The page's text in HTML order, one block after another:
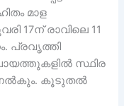
മാള
17ന് രാവിലെ 11
പ്രവൃത്തി
സ്ഥിര
നൽകും. കൂടുതൽ